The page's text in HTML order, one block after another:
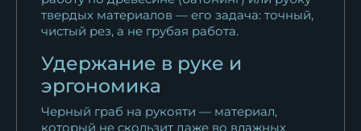
твердых материалов — его задача: точный,
чистый рез, а не грубая работа.
Удержание в руке и
эргономика
Черный граб на рукояти — материал,
который не скользит даже во влажных